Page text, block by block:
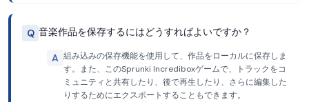
Q 音楽作品を保存するにはどうすればよいですか？
A 組み込みの保存機能を使用して、作品をローカルに保存しま
す。また、このSprunki Incrediboxゲームで、トラックをコ
ミュニティと共有したり、後で再生したり、さらに編集した
りするためにエクスポートすることもできます。